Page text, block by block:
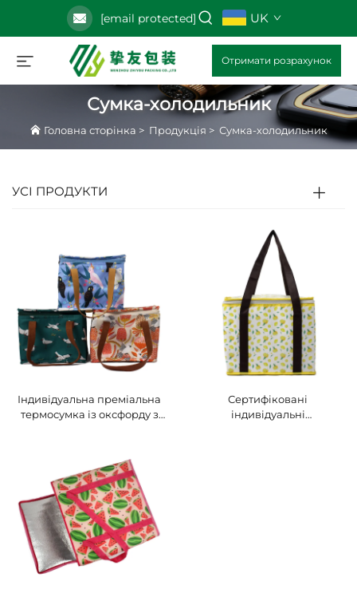
[email protected] UK
Отримати розрахунок
Сумка-холодильник
Головна сторінка > Продукція > Сумка-холодильник
УСІ ПРОДУКТИ
Індивідуальна преміальна
термосумка із оксфорду з
принтом птахів та квітів
Сертифіковані
індивідуальні